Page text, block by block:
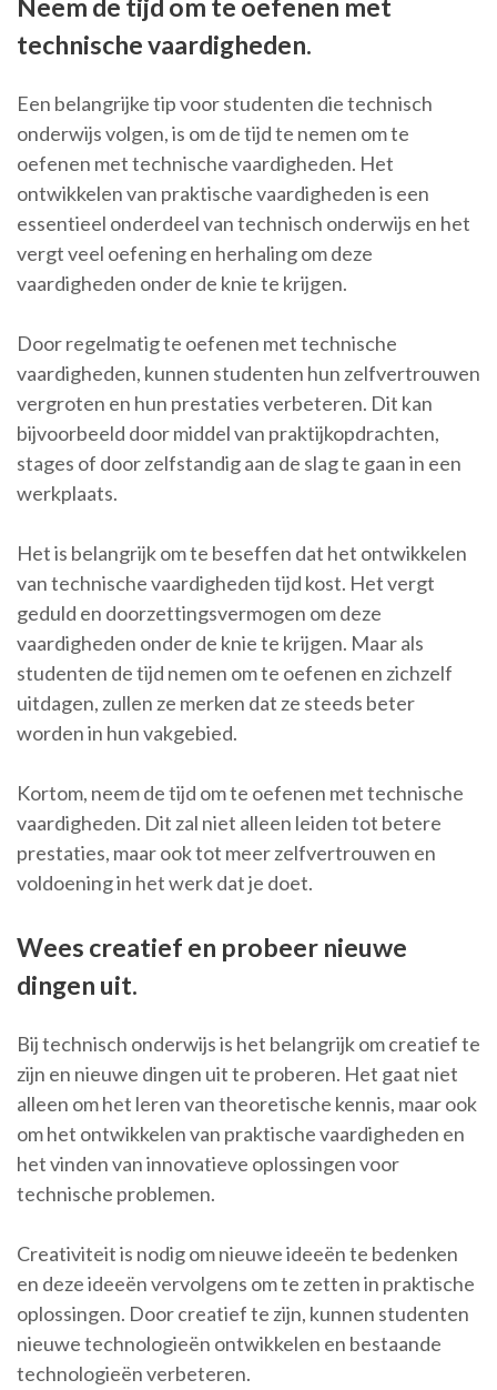
Neem de tijd om te oefenen met
technische vaardigheden.
Een belangrijke tip voor studenten die technisch
onderwijs volgen, is om de tijd te nemen om te
oefenen met technische vaardigheden. Het
ontwikkelen van praktische vaardigheden is een
essentieel onderdeel van technisch onderwijs en het
vergt veel oefening en herhaling om deze
vaardigheden onder de knie te krijgen.
Door regelmatig te oefenen met technische
vaardigheden, kunnen studenten hun zelfvertrouwen
vergroten en hun prestaties verbeteren. Dit kan
bijvoorbeeld door middel van praktijkopdrachten,
stages of door zelfstandig aan de slag te gaan in een
werkplaats.
Het is belangrijk om te beseffen dat het ontwikkelen
van technische vaardigheden tijd kost. Het vergt
geduld en doorzettingsvermogen om deze
vaardigheden onder de knie te krijgen. Maar als
studenten de tijd nemen om te oefenen en zichzelf
uitdagen, zullen ze merken dat ze steeds beter
worden in hun vakgebied.
Kortom, neem de tijd om te oefenen met technische
vaardigheden. Dit zal niet alleen leiden tot betere
prestaties, maar ook tot meer zelfvertrouwen en
voldoening in het werk dat je doet.
Wees creatief en probeer nieuwe
dingen uit.
Bij technisch onderwijs is het belangrijk om creatief te
zijn en nieuwe dingen uit te proberen. Het gaat niet
alleen om het leren van theoretische kennis, maar ook
om het ontwikkelen van praktische vaardigheden en
het vinden van innovatieve oplossingen voor
technische problemen.
Creativiteit is nodig om nieuwe ideeën te bedenken
en deze ideeën vervolgens om te zetten in praktische
oplossingen. Door creatief te zijn, kunnen studenten
nieuwe technologieën ontwikkelen en bestaande
technologieën verbeteren.